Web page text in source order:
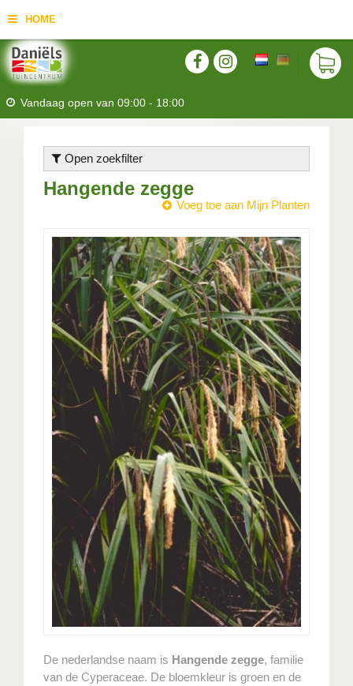
HOME
Vandaag open van 09:00 - 18:00
Open zoekfilter
Hangende zegge
Voeg toe aan Mijn Planten
De nederlandse naam is Hangende zegge, familie
van de Cyperaceae. De bloemkleur is groen en de